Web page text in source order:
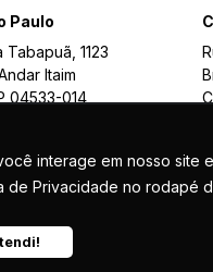
interage em nosso
de Privacidade no rodapé
Paulo
Tabapuã, 1123
Itaim
04533-014
RESERVADOS | São Paulo e